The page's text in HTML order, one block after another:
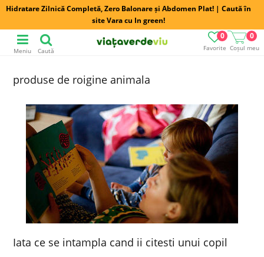
Hidratare Zilnică Completă, Zero Balonare și Abdomen Plat! | Caută în
site Vara cu In green!
Favorite
0
Coșul meu
0
Meniu Caută
produse de roigine animala
Iata ce se intampla cand ii citesti unui copil